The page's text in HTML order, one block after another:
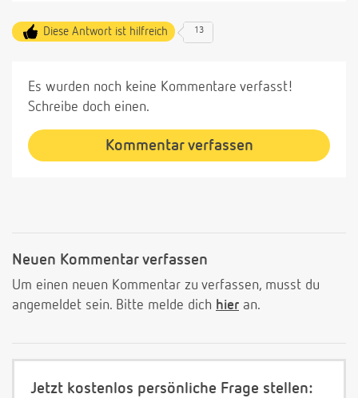
Diese Antwort ist hilfreich 13
Es wurden noch keine Kommentare verfasst!
Schreibe doch einen.
Kommentar verfassen
Neuen Kommentar verfassen
Um einen neuen Kommentar zu verfassen, musst du
angemeldet sein. Bitte melde dich hier an.
Jetzt kostenlos persönliche Frage stellen: